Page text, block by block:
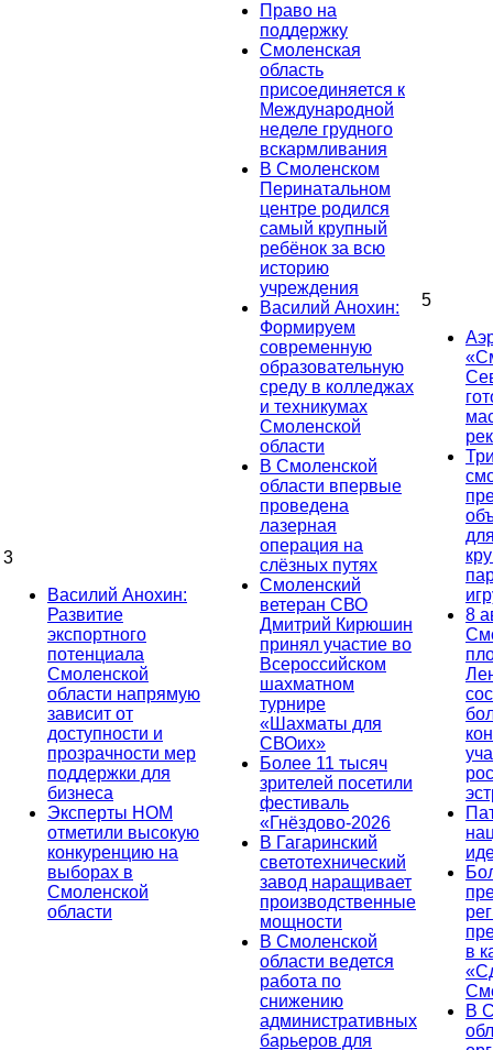
3
Василий Анохин:
Развитие
экспортного
потенциала
Смоленской
области напрямую
зависит от
доступности и
прозрачности мер
поддержки для
бизнеса
Эксперты НОМ
отметили высокую
конкуренцию на
выборах в
Смоленской
области
Право на
поддержку
Смоленская
область
присоединяется к
Международной
неделе грудного
вскармливания
В Смоленском
Перинатальном
центре родился
самый крупный
ребёнок за всю
историю
учреждения
Василий Анохин:
Формируем
современную
образовательную
среду в колледжах
и техникумах
Смоленской
области
В Смоленской
области впервые
проведена
лазерная
операция на
слёзных путях
Смоленский
ветеран СВО
Дмитрий Кирюшин
принял участие во
Всероссийском
шахматном
турнире
«Шахматы для
СВОих»
Более 11 тысяч
зрителей посетили
фестиваль
«Гнёздово-2026
В Гагаринский
светотехнический
завод наращивает
производственные
мощности
В Смоленской
области ведется
работа по
снижению
административных
барьеров для
5
8
в
В